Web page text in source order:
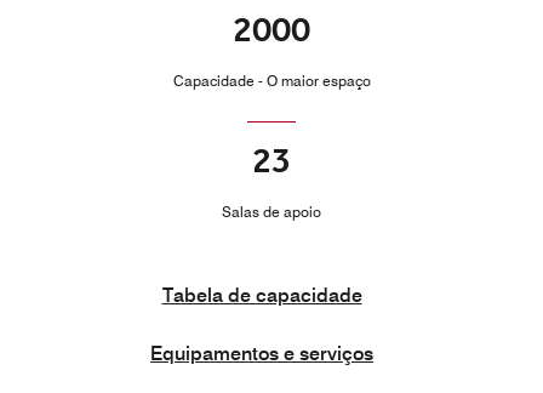
2000
Capacidade - O maior espaço
23
Salas de apoio
Tabela de capacidade
Equipamentos e serviços